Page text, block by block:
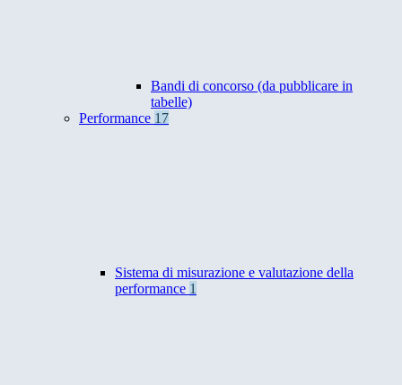
Bandi di concorso (da pubblicare in
tabelle)
Performance 17
Sistema di misurazione e valutazione della
performance 1